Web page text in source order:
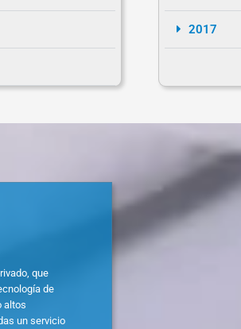
2017
que
de
altos
un servicio